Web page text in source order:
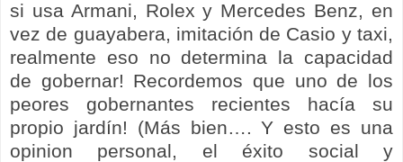
si usa Armani, Rolex y Mercedes Benz, en
vez de guayabera, imitación de Casio y taxi,
realmente eso no determina la capacidad
de gobernar! Recordemos que uno de los
peores gobernantes recientes hacía su
propio jardín! (Más bien…. Y esto es una
opinion personal, el éxito social y